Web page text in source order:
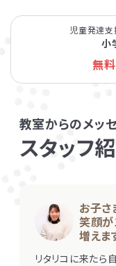
LITALICOワンダ
LITALICOライフ
児童発達
小
無
教室からのメッ
スタッフ
お子さ
笑顔が
増えま
リタリコに来たら